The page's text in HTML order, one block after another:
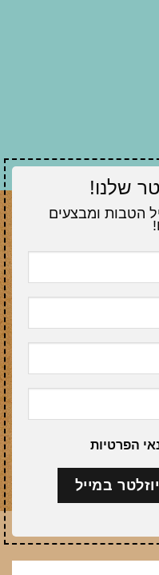
שלנו!
הטבות ומבצעים
הפרטיות